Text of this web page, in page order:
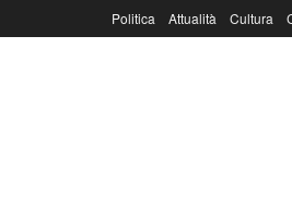
Politica Attualità Cultura